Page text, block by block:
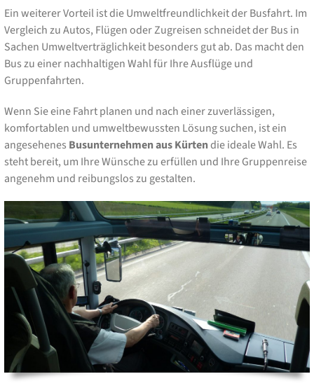
Ein weiterer Vorteil ist die Umweltfreundlichkeit der Busfahrt. Im
Vergleich zu Autos, Flügen oder Zugreisen schneidet der Bus in
Sachen Umweltverträglichkeit besonders gut ab. Das macht den
Bus zu einer nachhaltigen Wahl für Ihre Ausflüge und
Gruppenfahrten.
Wenn Sie eine Fahrt planen und nach einer zuverlässigen,
komfortablen und umweltbewussten Lösung suchen, ist ein
angesehenes Busunternehmen aus Kürtendie ideale Wahl. Es
steht bereit, um Ihre Wünsche zu erfüllen und Ihre Gruppenreise
angenehm und reibungslos zu gestalten.